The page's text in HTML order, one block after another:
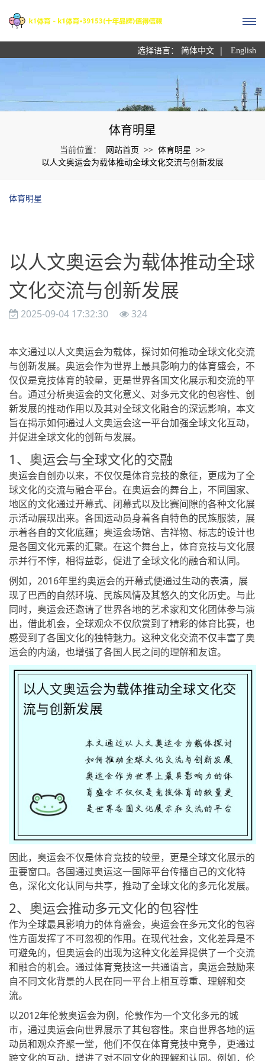
选择语言： 简体中文 | English
体育明星
当前位置： 网站首页 >> 体育明星 >>
以人文奥运会为载体推动全球文化交流与创新发展
体育明星
以人文奥运会为载体推动全球
文化交流与创新发展
2025-09-04 17:32:30 324
本文通过以人文奥运会为载体，探讨如何推动全球文化交流
与创新发展。奥运会作为世界上最具影响力的体育盛会，不
仅仅是竞技体育的较量，更是世界各国文化展示和交流的平
台。通过分析奥运会的文化意义、对多元文化的包容性、创
新发展的推动作用以及其对全球文化融合的深远影响，本文
旨在揭示如何通过人文奥运会这一平台加强全球文化互动，
并促进全球文化的创新与发展。
1、奥运会与全球文化的交融
奥运会自创办以来，不仅仅是体育竞技的象征，更成为了全
球文化的交流与融合平台。在奥运会的舞台上，不同国家、
地区的文化通过开幕式、闭幕式以及比赛间隙的各种文化展
示活动展现出来。各国运动员身着各自特色的民族服装，展
示着各自的文化底蕴；奥运会场馆、吉祥物、标志的设计也
是各国文化元素的汇聚。在这个舞台上，体育竞技与文化展
示并行不悖，相得益彰，促进了全球文化的融合和认同。
例如，2016年里约奥运会的开幕式便通过生动的表演，展
现了巴西的自然环境、民族风情及其悠久的文化历史。与此
同时，奥运会还邀请了世界各地的艺术家和文化团体参与演
出，借此机会，全球观众不仅欣赏到了精彩的体育比赛，也
感受到了各国文化的独特魅力。这种文化交流不仅丰富了奥
运会的内涵，也增强了各国人民之间的理解和友谊。
因此，奥运会不仅是体育竞技的较量，更是全球文化展示的
重要窗口。各国通过奥运这一国际平台传播自己的文化特
色，深化文化认同与共享，推动了全球文化的多元化发展。
2、奥运会推动多元文化的包容性
作为全球最具影响力的体育盛会，奥运会在多元文化的包容
性方面发挥了不可忽视的作用。在现代社会，文化差异是不
可避免的，但奥运会的出现为这种文化差异提供了一个交流
和融合的机会。通过体育竞技这一共通语言，奥运会鼓励来
自不同文化背景的人民在同一平台上相互尊重、理解和交
流。
以2012年伦敦奥运会为例，伦敦作为一个文化多元的城
市，通过奥运会向世界展示了其包容性。来自世界各地的运
动员和观众齐聚一堂，他们不仅在体育竞技中竞争，更通过
跨文化的互动，增进了对不同文化的理解和认同。例如，伦